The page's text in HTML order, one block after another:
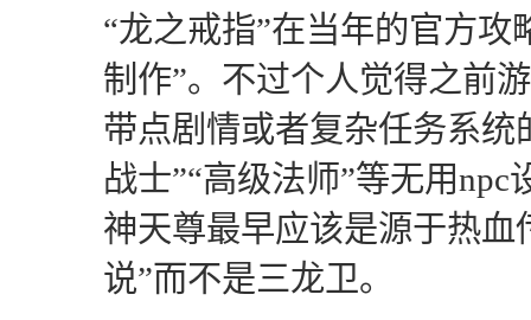
“龙之戒指”在当年的官方攻
制作”。不过个人觉得之前
带点剧情或者复杂任务系统
战士”“高级法师”等无用
神天尊最早应该是源于热血
说”而不是三龙卫。